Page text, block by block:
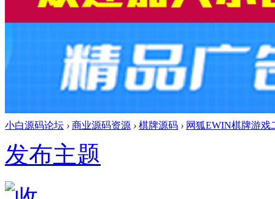
小白源码论坛 › 商业源码资源 › 棋牌源码 › 网狐EWIN棋牌游戏
发布主题